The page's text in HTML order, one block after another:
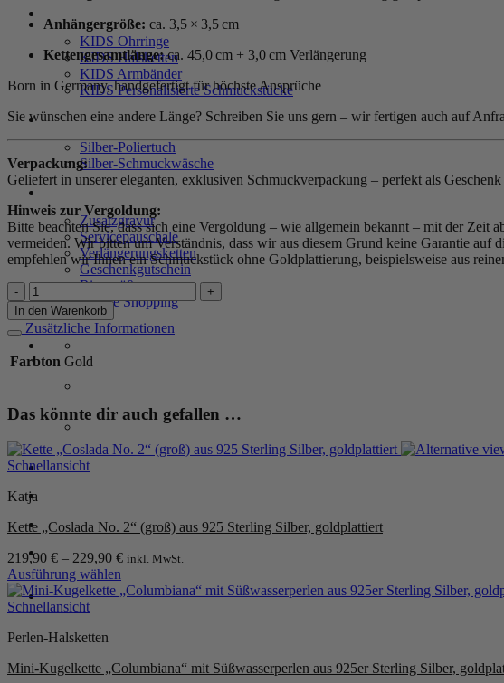
KIDS Ohrringe
KIDS Halsketten
KIDS Armbänder
KIDS Personalisierte Schmuckstücke
PRODUKTPFLEGE
Silber-Poliertuch
Silber-Schmuckwäsche
Zusatzgravur
Servicepauschale
Verlängerungsketten
Geschenkgutschein
Ringgrößenmesser
Private Shopping
Anmelden / Registrieren
Warenkorb / 0,00€ 0
0
Anhängergröße: ca. 3,5 × 3,5 cm
Kettengesamtlänge:ca. 45,0 cm + 3,0 cm Verlängerung
Born in Germany, handgefertigt für höchste Ansprüche
Sie wünschen eine andere Länge? Schreiben Sie uns gern – wir fertigen auch auf
Verpackung:
Geliefert in unserer eleganten, exklusiven Schmuckverpackung – perfekt als
Hinweis zur Vergoldung:
Bitte beachten Sie, dass sich eine Vergoldung – wie allgemein bekannt – mit der Zeit
vermeiden. Wir bitten um Verständnis, dass wir aus diesem Grund keine Garantie
empfehlen wir Ihnen ein Schmuckstück ohne Goldplattierung, beispielsweise aus
Kugelkette
„Cosloria“
aus
925er
Sterling
Silber,
goldplattiert
In den Warenkorb
Zusätzliche Informationen
Farbton Gold
Das könnte dir auch gefallen …
Schnellansicht
Katja
Kette „Coslada No. 2“ (groß) aus 925 Sterling Silber, goldplattiert
219,90 € – 229,90 € inkl. MwSt.
Ausführung wählen
Dieses
Produkt
mehrere
auf.
Schnellansicht
Perlen-Halsketten
Mini-Kugelkette „Columbiana“ mit Süßwasserperlen aus 925er Sterling Silber,